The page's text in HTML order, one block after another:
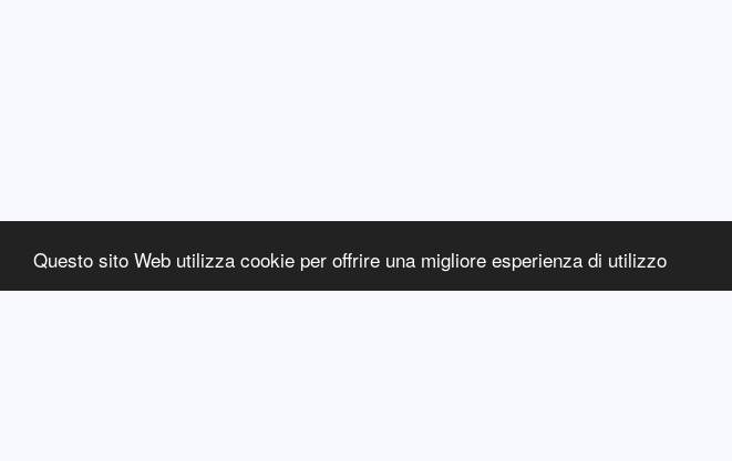
Questo sito Web utilizza cookie per offrire una migliore esperienza di utilizzo